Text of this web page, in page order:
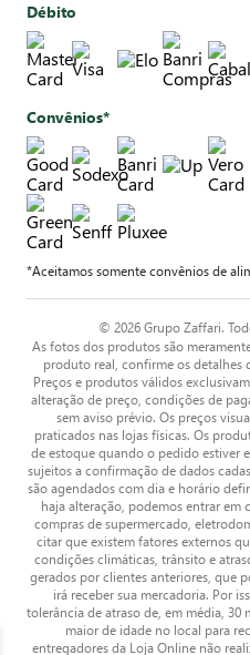
Débito
Convênios*
*Aceitamos somente convênios de
© 2026 Grupo Zaffari.
As fotos dos produtos são
produto real, confirme os detalhes
Preços e produtos válidos
alteração de preço, condições de
sem aviso prévio. Os preços
praticados nas lojas físicas. Os
de estoque quando o pedido estiver
sujeitos a confirmação de dados
são agendados com dia e horário
haja alteração, podemos entrar em
compras de supermercado,
citar que existem fatores externos
condições climáticas, trânsito e
gerados por clientes anteriores, que
irá receber sua mercadoria. Por
tolerância de atraso de, em média, 30
maior de idade no local para
entregadores da Loja Online não